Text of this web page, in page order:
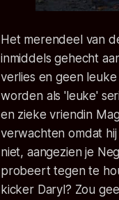
Het merendeel van
inmiddels gehecht
verlies en geen
worden als 'leuke'
en zieke vriendin
verwachten omdat
niet, aangezien je
probeert tegen te
kicker Daryl? Zou